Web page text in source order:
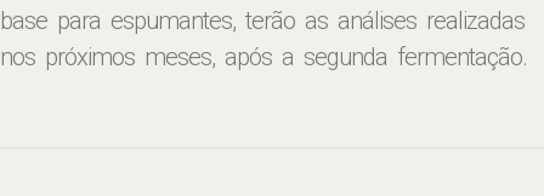
base para espumantes, terão as análises realizadas
nos próximos meses, após a segunda fermentação.